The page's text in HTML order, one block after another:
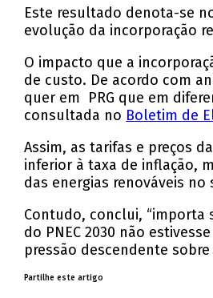
Este resultado denota-se
evolução da incorporação
O impacto que a
de custo. De acordo com
quer em PRG que em
consultada no Boletim de
Assim, as tarifas e preços
inferior à taxa de inflação,
das energias renováveis no
Contudo, conclui, “importa
do PNEC 2030 não
pressão descendente
Partilhe este artigo